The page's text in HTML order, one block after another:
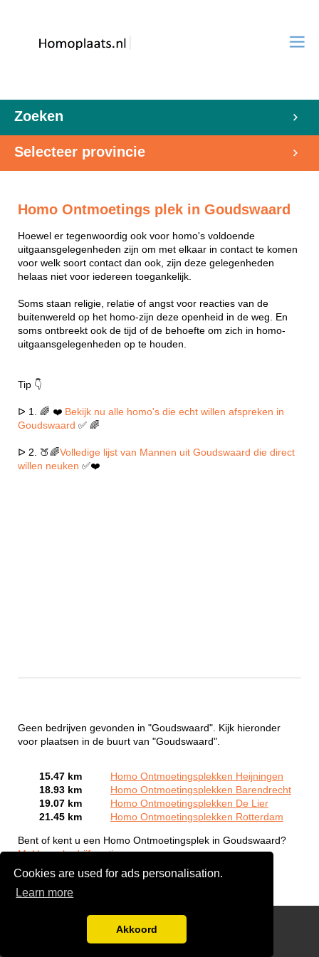
Cookies are used for ads personalisation.
Learn more
Akkoord
Zoeken
Selecteer provincie
Homo Ontmoetings plek in Goudswaard
Hoewel er tegenwoordig ook voor homo's voldoende
uitgaansgelegenheden zijn om met elkaar in contact te komen
voor welk soort contact dan ook, zijn deze gelegenheden
helaas niet voor iedereen toegankelijk.
Soms staan religie, relatie of angst voor reacties van de
buitenwereld op het homo-zijn deze openheid in de weg. En
soms ontbreekt ook de tijd of de behoefte om zich in homo-
uitgaansgelegenheden op te houden.
Tip 👇
ᐅ 1. 🌈 ❤️ Bekijk nu alle homo's die echt willen afspreken in
Goudswaard ✅ 🌈
ᐅ 2. 🍑🌈Volledige lijst van Mannen uit Goudswaard die direct
willen neuken ✅❤️
Geen bedrijven gevonden in "Goudswaard". Kijk hieronder
voor plaatsen in de buurt van "Goudswaard".
15.47 km
Homo Ontmoetingsplekken Heijningen
18.93 km
Homo Ontmoetingsplekken Barendrecht
19.07 km
Homo Ontmoetingsplekken De Lier
21.45 km
Homo Ontmoetingsplekken Rotterdam
Bent of kent u een Homo Ontmoetingsplek in Goudswaard?
Meld een bedrijf gratis aan